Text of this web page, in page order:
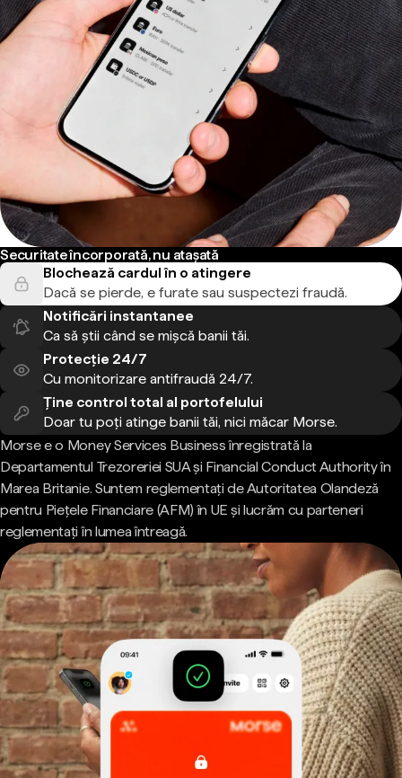
Securitate încorporată, nu atașată
Blochează cardul în o atingere
Dacă se pierde, e furate sau suspectezi fraudă.
Notificări instantanee
Ca să știi când se mișcă banii tăi.
Protecție 24/7
Cu monitorizare antifraudă 24/7.
Ține control total al portofelului
Doar tu poți atinge banii tăi, nici măcar Morse.
Morse e o Money Services Business înregistrată la
Departamentul Trezoreriei SUA și Financial Conduct Authority în
Marea Britanie. Suntem reglementați de Autoritatea Olandeză
pentru Piețele Financiare (AFM) în UE și lucrăm cu parteneri
reglementați în lumea întreagă.